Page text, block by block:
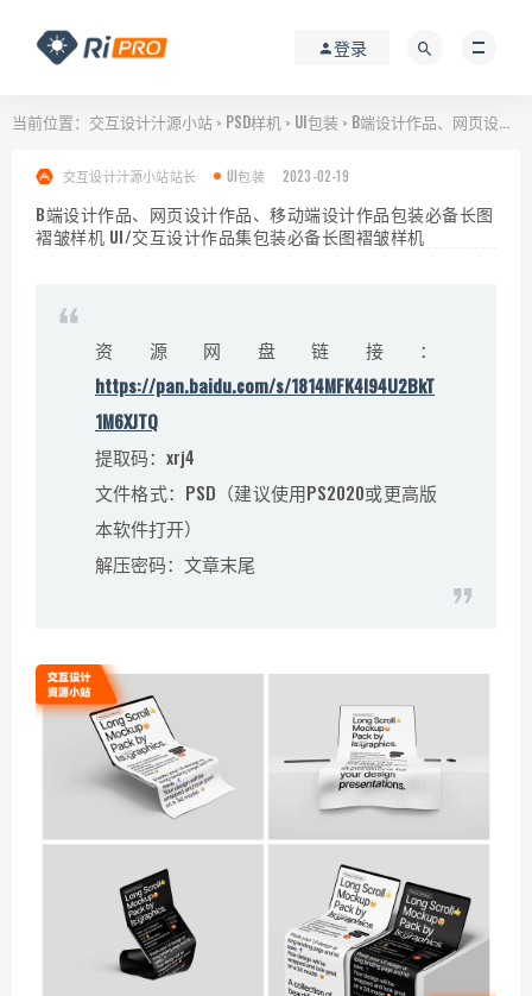
登录
当前位置： 交互设计汁源小站 > PSD样机 > UI包装 > B端设计作品、网页设计作品、移动端设计作品包装必备长图褶皱样机 UI/交互设计作品集包装必备长图褶皱样机
交互设计汁源小站站长 UI包装 2023-02-19
B端设计作品、网页设计作品、移动端设计作品包装必备长图
褶皱样机 UI/交互设计作品集包装必备长图褶皱样机
资源网盘链接：
https://pan.baidu.com/s/1814MFK4l94U2BkT
1M6XJTQ
提取码：xrj4
文件格式：PSD（建议使用PS2020或更高版
本软件打开）
解压密码：文章末尾